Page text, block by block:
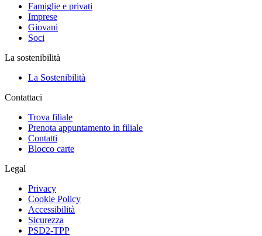
Famiglie e privati
Imprese
Giovani
Soci
La sostenibilità
La Sostenibilità
Contattaci
Trova filiale
Prenota appuntamento in filiale
Contatti
Blocco carte
Legal
Privacy
Cookie Policy
Accessibilità
Sicurezza
PSD2-TPP